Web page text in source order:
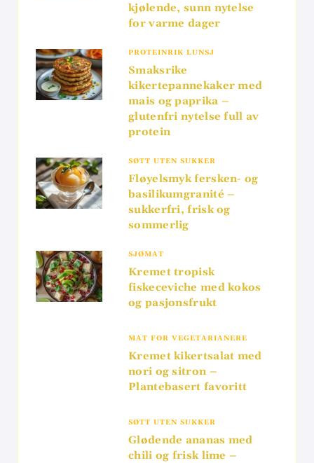
kjølende, sunn nytelse
for varme dager
PROTEINRIK LUNSJ
Smaksrike
kikertepannekaker med
mais og paprika –
glutenfri nytelse full av
protein
SØTT UTEN SUKKER
Fløyelsmyk fersken- og
basilikumgranité –
sukkerfri, frisk og
sommerlig
SJØMAT
Kremet tropisk
fiskeceviche med kokos
og pasjonsfrukt
MAT FOR VEGETARIANERE
Kremet kikertsalat med
nori og sitron –
Plantebasert favoritt
SØTT UTEN SUKKER
Glødende ananas med
chili og frisk lime –